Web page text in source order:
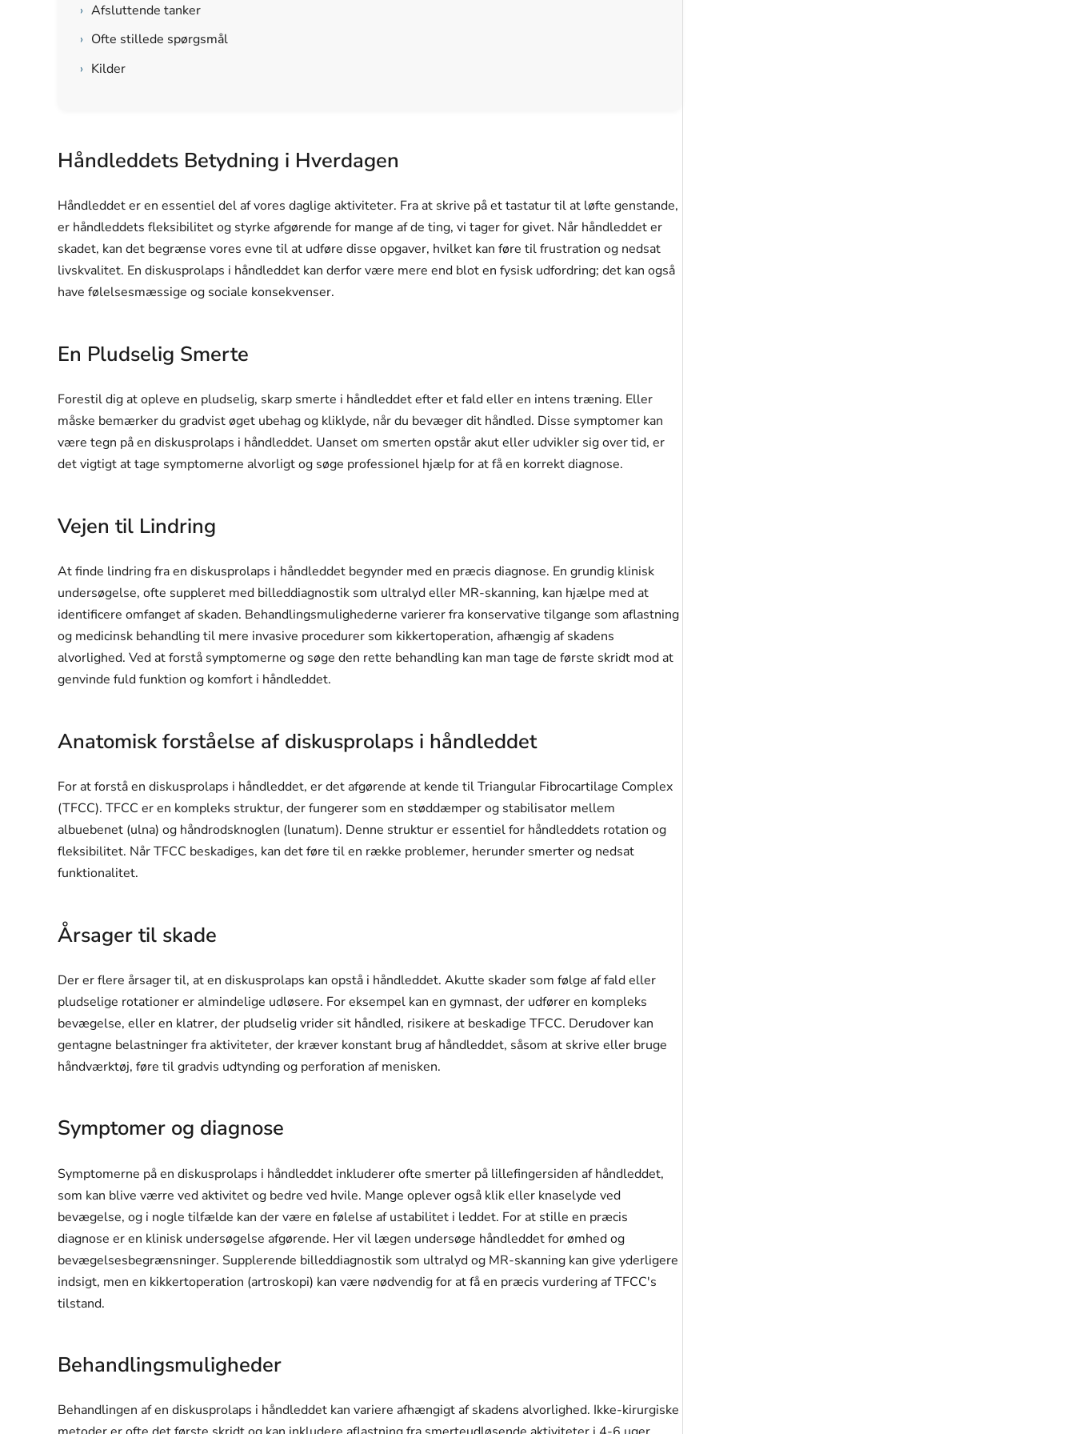
› Afsluttende tanker
› Ofte stillede spørgsmål
› Kilder
Håndleddets Betydning i Hverdagen
Håndleddet er en essentiel del af vores daglige aktiviteter. Fra at skrive på et tastatur til at løfte genstande,
er håndleddets fleksibilitet og styrke afgørende for mange af de ting, vi tager for givet. Når håndleddet er
skadet, kan det begrænse vores evne til at udføre disse opgaver, hvilket kan føre til frustration og nedsat
livskvalitet. En diskusprolaps i håndleddet kan derfor være mere end blot en fysisk udfordring; det kan også
have følelsesmæssige og sociale konsekvenser.
En Pludselig Smerte
Forestil dig at opleve en pludselig, skarp smerte i håndleddet efter et fald eller en intens træning. Eller
måske bemærker du gradvist øget ubehag og kliklyde, når du bevæger dit håndled. Disse symptomer kan
være tegn på en diskusprolaps i håndleddet. Uanset om smerten opstår akut eller udvikler sig over tid, er
det vigtigt at tage symptomerne alvorligt og søge professionel hjælp for at få en korrekt diagnose.
Vejen til Lindring
At finde lindring fra en diskusprolaps i håndleddet begynder med en præcis diagnose. En grundig klinisk
undersøgelse, ofte suppleret med billeddiagnostik som ultralyd eller MR-skanning, kan hjælpe med at
identificere omfanget af skaden. Behandlingsmulighederne varierer fra konservative tilgange som aflastning
og medicinsk behandling til mere invasive procedurer som kikkertoperation, afhængig af skadens
alvorlighed. Ved at forstå symptomerne og søge den rette behandling kan man tage de første skridt mod at
genvinde fuld funktion og komfort i håndleddet.
Anatomisk forståelse af diskusprolaps i håndleddet
For at forstå en diskusprolaps i håndleddet, er det afgørende at kende til Triangular Fibrocartilage Complex
(TFCC). TFCC er en kompleks struktur, der fungerer som en støddæmper og stabilisator mellem
albuebenet (ulna) og håndrodsknoglen (lunatum). Denne struktur er essentiel for håndleddets rotation og
fleksibilitet. Når TFCC beskadiges, kan det føre til en række problemer, herunder smerter og nedsat
funktionalitet.
Årsager til skade
Der er flere årsager til, at en diskusprolaps kan opstå i håndleddet. Akutte skader som følge af fald eller
pludselige rotationer er almindelige udløsere. For eksempel kan en gymnast, der udfører en kompleks
bevægelse, eller en klatrer, der pludselig vrider sit håndled, risikere at beskadige TFCC. Derudover kan
gentagne belastninger fra aktiviteter, der kræver konstant brug af håndleddet, såsom at skrive eller bruge
håndværktøj, føre til gradvis udtynding og perforation af menisken.
Symptomer og diagnose
Symptomerne på en diskusprolaps i håndleddet inkluderer ofte smerter på lillefingersiden af håndleddet,
som kan blive værre ved aktivitet og bedre ved hvile. Mange oplever også klik eller knaselyde ved
bevægelse, og i nogle tilfælde kan der være en følelse af ustabilitet i leddet. For at stille en præcis
diagnose er en klinisk undersøgelse afgørende. Her vil lægen undersøge håndleddet for ømhed og
bevægelsesbegrænsninger. Supplerende billeddiagnostik som ultralyd og MR-skanning kan give yderligere
indsigt, men en kikkertoperation (artroskopi) kan være nødvendig for at få en præcis vurdering af TFCC's
tilstand.
Behandlingsmuligheder
Behandlingen af en diskusprolaps i håndleddet kan variere afhængigt af skadens alvorlighed. Ikke-kirurgiske